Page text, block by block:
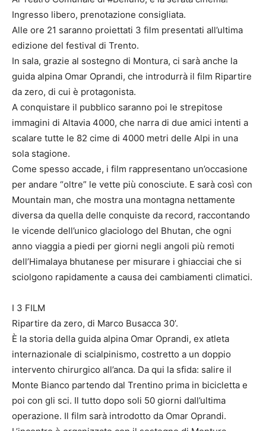
Ingresso libero, prenotazione consigliata.
Alle ore 21 saranno proiettati 3 film presentati all’ultima
edizione del festival di Trento.
In sala, grazie al sostegno di Montura, ci sarà anche la
guida alpina Omar Oprandi, che introdurrà il film Ripartire
da zero, di cui è protagonista.
A conquistare il pubblico saranno poi le strepitose
immagini di Altavia 4000, che narra di due amici intenti a
scalare tutte le 82 cime di 4000 metri delle Alpi in una
sola stagione.
Come spesso accade, i film rappresentano un’occasione
per andare “oltre” le vette più conosciute. E sarà così con
Mountain man, che mostra una montagna nettamente
diversa da quella delle conquiste da record, raccontando
le vicende dell’unico glaciologo del Bhutan, che ogni
anno viaggia a piedi per giorni negli angoli più remoti
dell’Himalaya bhutanese per misurare i ghiacciai che si
sciolgono rapidamente a causa dei cambiamenti climatici.
I 3 FILM
Ripartire da zero, di Marco Busacca 30’.
È la storia della guida alpina Omar Oprandi, ex atleta
internazionale di scialpinismo, costretto a un doppio
intervento chirurgico all’anca. Da qui la sfida: salire il
Monte Bianco partendo dal Trentino prima in bicicletta e
poi con gli sci. Il tutto dopo soli 50 giorni dall’ultima
operazione. Il film sarà introdotto da Omar Oprandi.